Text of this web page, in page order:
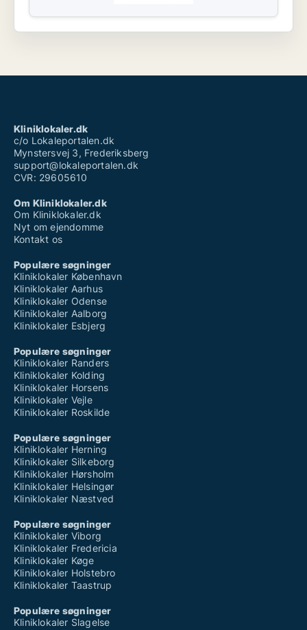
Kliniklokaler.dk
c/o Lokaleportalen.dk
Mynstersvej 3, Frederiksberg
support@lokaleportalen.dk
CVR: 29605610
Om Kliniklokaler.dk
Om Kliniklokaler.dk
Nyt om ejendomme
Kontakt os
Populære søgninger
Kliniklokaler København
Kliniklokaler Aarhus
Kliniklokaler Odense
Kliniklokaler Aalborg
Kliniklokaler Esbjerg
Populære søgninger
Kliniklokaler Randers
Kliniklokaler Kolding
Kliniklokaler Horsens
Kliniklokaler Vejle
Kliniklokaler Roskilde
Populære søgninger
Kliniklokaler Herning
Kliniklokaler Silkeborg
Kliniklokaler Hørsholm
Kliniklokaler Helsingør
Kliniklokaler Næstved
Populære søgninger
Kliniklokaler Viborg
Kliniklokaler Fredericia
Kliniklokaler Køge
Kliniklokaler Holstebro
Kliniklokaler Taastrup
Populære søgninger
Kliniklokaler Slagelse